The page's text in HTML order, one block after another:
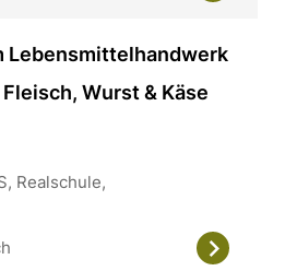
Lebensmittelhandwerk
Wurst & Käse
Realschule,